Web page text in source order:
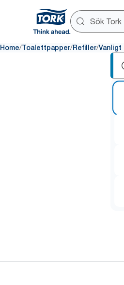
Home/Toalettpapper/Refiller/